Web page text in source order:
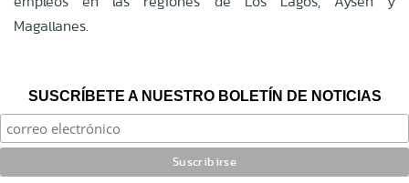
Magallanes.
SUSCRÍBETE A NUESTRO BOLETÍN DE NOTICIAS